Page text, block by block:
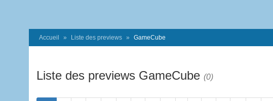
Accueil Liste des previews GameCube
Liste des previews GameCube (0)